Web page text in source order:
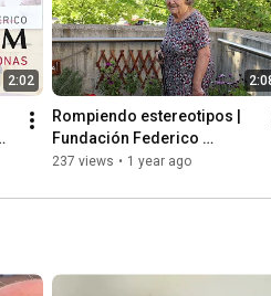
2:02
Rompiendo estereotipos |
Fundación Federico
Ozanam
237 views • 1 year ago